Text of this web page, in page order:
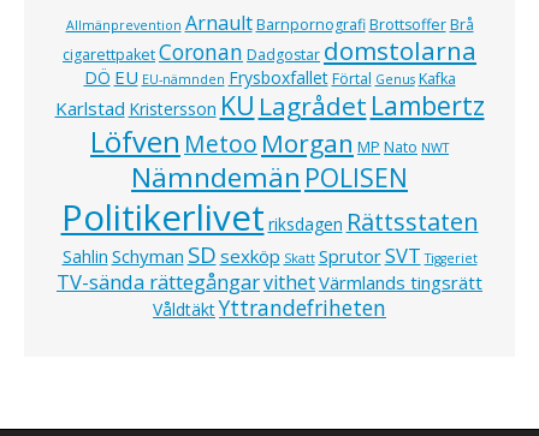
Allmänprevention Arnault Barnpornografi Brottsoffer Brå
cigarettpaketCoronan Dadgostar domstolarna
DÖ EU EU-nämnden Frysboxfallet Förtal Genus Kafka
Karlstad Kristersson KU Lagrådet Lambertz
Löfven Metoo Morgan MP Nato NWT
Nämndemän POLISEN
Politikerlivet riksdagen Rättsstaten
Sahlin Schyman SD sexköp Skatt SprutorSVT Tiggeriet
TV-sända rättegångarvithetVärmlands tingsrätt
VåldtäktYttrandefriheten